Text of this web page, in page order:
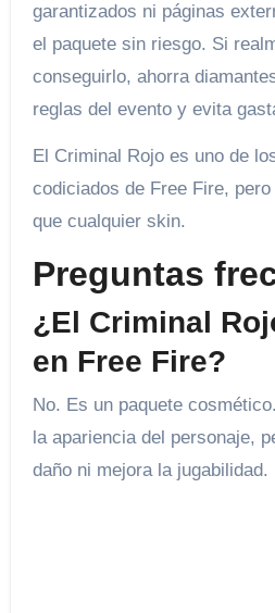
garantizados ni páginas
el paquete sin riesgo. Si
conseguirlo, ahorra
reglas del evento y evita
El Criminal Rojo es uno de
codiciados de Free Fire,
que cualquier skin.
Preguntas
¿El Criminal
en Free Fire?
No. Es un paquete
la apariencia del personaje,
daño ni mejora la jugabilidad.